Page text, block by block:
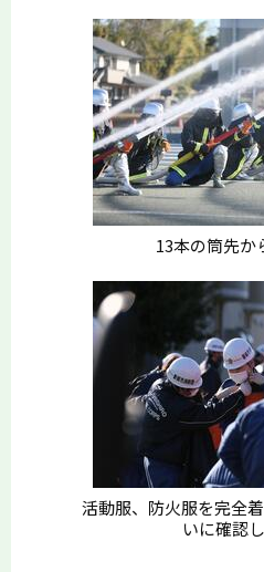
13本の筒先か
活動服、防火服を完全
いに確認し